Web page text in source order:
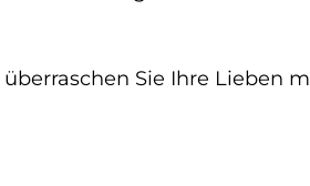
Sie Ihre Lieben